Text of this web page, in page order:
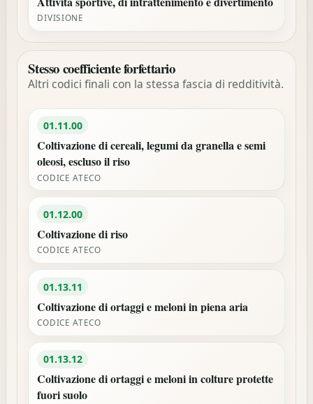
DIVISIONE
Stesso coefficiente forfettario
Altri codici finali con la stessa fascia di redditività.
01.11.00
Coltivazione di cereali, legumi da granella e semi
oleosi, escluso il riso
CODICE ATECO
01.12.00
Coltivazione di riso
CODICE ATECO
01.13.11
Coltivazione di ortaggi e meloni in piena aria
CODICE ATECO
01.13.12
Coltivazione di ortaggi e meloni in colture protette
fuori suolo